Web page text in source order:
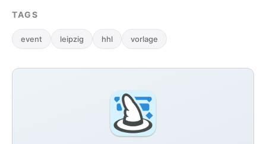
TAGS
event leipzig hhl vorlage